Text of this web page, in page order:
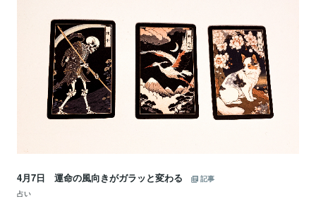
4月7日 運命の風向きがガラッと変わる
記事
占い